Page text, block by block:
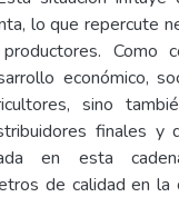
lo que repercute
Como
económico,
sino
finales y
en esta
de calidad en la